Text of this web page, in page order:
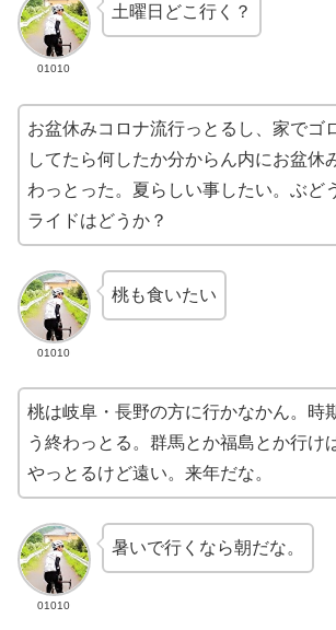
01010
土曜日どこ行く？
お盆休みコロナ流行っとるし、家でゴ
してたら何したか分からん内にお盆休
わっとった。夏らしい事したい。ぶど
ライドはどうか？
01010
桃も食いたい
桃は岐阜・長野の方に行かなかん。時
う終わっとる。群馬とか福島とか行け
やっとるけど遠い。来年だな。
01010
暑いで行くなら朝だな。